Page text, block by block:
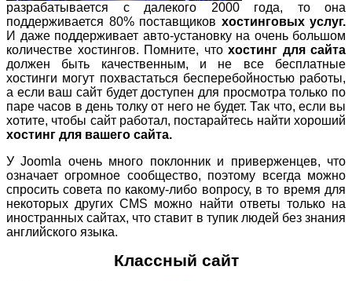
разрабатывается с далекого 2000 года, то она
поддерживается 80% поставщиков хостинговых услуг.
И даже поддерживает авто-установку на очень большом
количестве хостингов. Помните, что хостинг для сайта
должен быть качественным, и не все бесплатные
хостинги могут похвастаться бесперебойностью работы,
а если ваш сайт будет доступен для просмотра только по
паре часов в день толку от него не будет. Так что, если вы
хотите, чтобы сайт работал, постарайтесь найти хороший
хостинг для вашего сайта.
У Joomla очень много поклонник и приверженцев, что
означает огромное сообщество, поэтому всегда можно
спросить совета по какому-либо вопросу, в то время для
некоторых других CMS можно найти ответы только на
иностранных сайтах, что ставит в тупик людей без знания
английского языка.
Классный сайт